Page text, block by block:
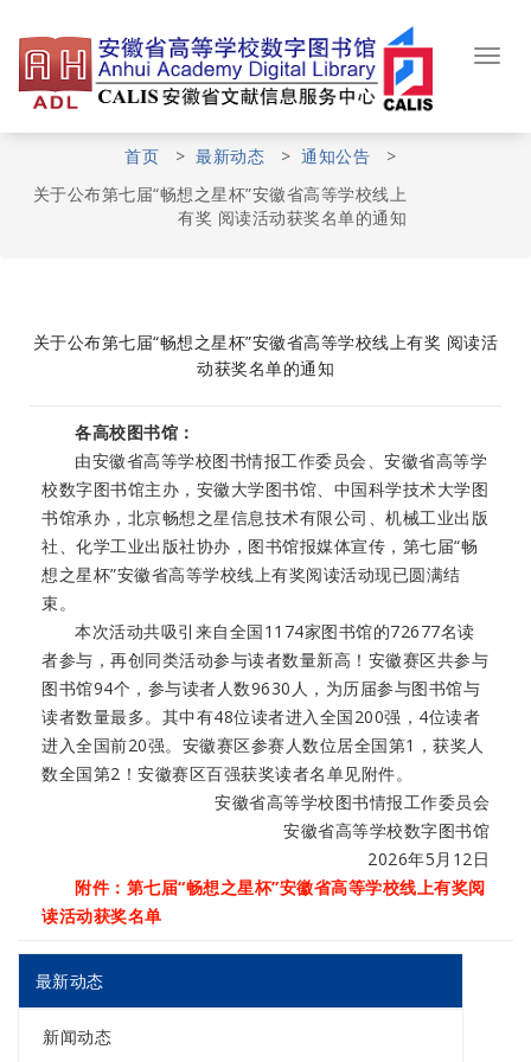
content
首页 >最新动态 >通知公告 >
关于公布第七届“畅想之星杯”安徽省高等学校线上
有奖 阅读活动获奖名单的通知
关于公布第七届“畅想之星杯”安徽省高等学校线上有奖 阅读活
动获奖名单的通知
各高校图书馆：
由安徽省高等学校图书情报工作委员会、安徽省高等学
校数字图书馆主办，安徽大学图书馆、中国科学技术大学图
书馆承办，北京畅想之星信息技术有限公司、机械工业出版
社、化学工业出版社协办，图书馆报媒体宣传，第七届“畅
想之星杯”安徽省高等学校线上有奖阅读活动现已圆满结
束。
本次活动共吸引来自全国1174家图书馆的72677名读
者参与，再创同类活动参与读者数量新高！安徽赛区共参与
图书馆94个，参与读者人数9630人，为历届参与图书馆与
读者数量最多。其中有48位读者进入全国200强，4位读者
进入全国前20强。安徽赛区参赛人数位居全国第1，获奖人
数全国第2！安徽赛区百强获奖读者名单见附件。
安徽省高等学校图书情报工作委员会
安徽省高等学校数字图书馆
2026年5月12日
附件： 第七届“畅想之星杯”安徽省高等学校线上有奖阅
读活动获奖名单
最新动态
新闻动态